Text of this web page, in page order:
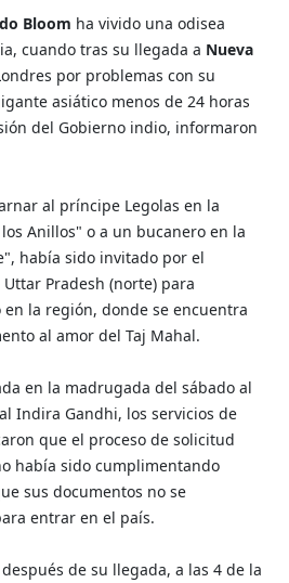
Bloom ha vivido una odisea
cuando tras su llegada a Nueva
por problemas con su
asiático menos de 24 horas
del Gobierno indio, informaron
al príncipe Legolas en la
Anillos" o a un bucanero en la
había sido invitado por el
Pradesh (norte) para
la región, donde se encuentra
al amor del Taj Mahal.
en la madrugada del sábado al
Indira Gandhi, los servicios de
que el proceso de solicitud
había sido cumplimentando
sus documentos no se
entrar en el país.
de su llegada, a las 4 de la